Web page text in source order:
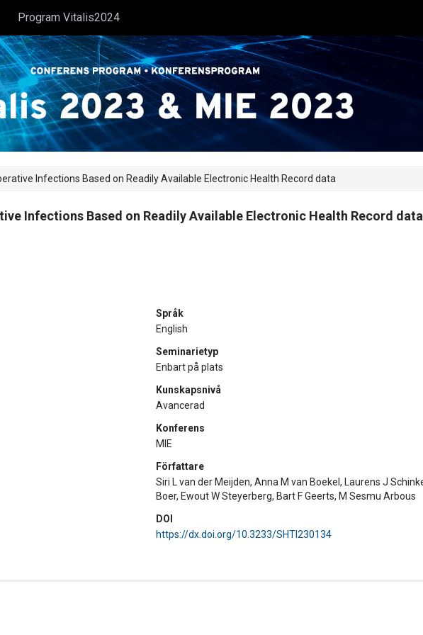
Program Vitalis2024
Infections Based on Readily Available Electronic Health Record data
Infections Based on Readily Available Electronic Health Record data
Språk
English
Seminarietyp
Enbart på plats
Kunskapsnivå
Avancerad
Konferens
MIE
Författare
Siri L van der Meijden, Anna M van Boekel, Laurens J
Boer, Ewout W Steyerberg, Bart F Geerts, M Sesmu Arbous
DOI
https://dx.doi.org/10.3233/SHTI230134